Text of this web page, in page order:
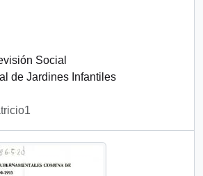
Social
de Jardines Infantiles